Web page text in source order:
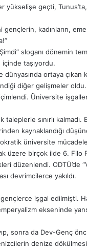
yükselişe geçti,
gençlerin, kadınların,
sloganı dönemin
içinde taşıyordu.
dünyasında ortaya
diğer gelişmeler oldu.
biçimlendi. Üniversite
sınırlı kalmadı.
kaynaklandığı
üniversite
üzere birçok ilde 6. Filo
düzenlendi. ODTÜ’de
devrimcilerce yakıldı.
işgal edilmişti.
ekseninde
sonra da Dev-Genç
denize dökülmesi;